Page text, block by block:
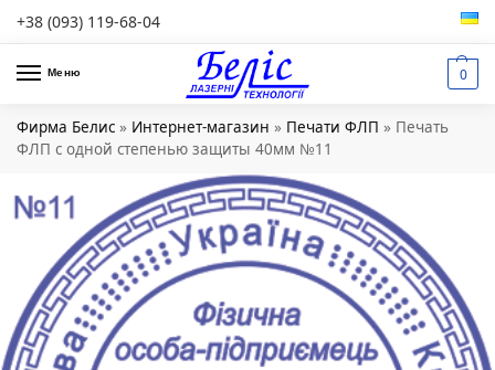
+38 (093) 119-68-04
Меню 0
Фирма Белис » Интернет-магазин » Печати ФЛП » Печать
ФЛП с одной степенью защиты 40мм №11